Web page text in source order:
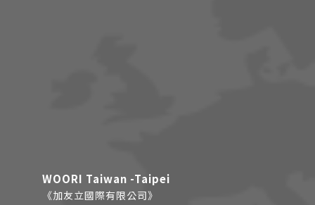
WOORI Taiwan -Taipei
《加友立國際有限公司》